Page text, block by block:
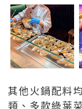
其他火鍋配料
類、多款綠葉